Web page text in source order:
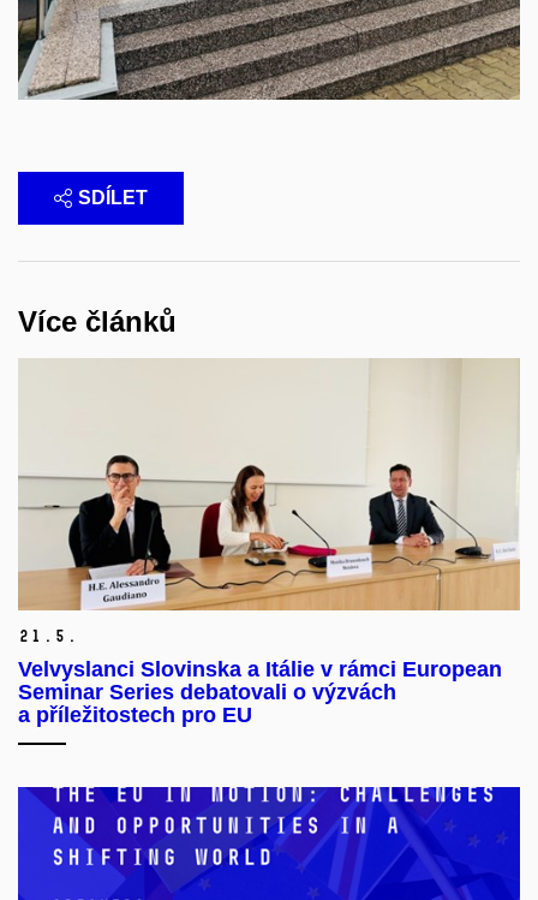
SDÍLET
Více článků
21. 5.
Velvyslanci Slovinska a Itálie v rámci European
Seminar Series debatovali o výzvách
a příležitostech pro EU